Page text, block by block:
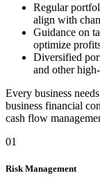
Regular
align with
Guidance on
optimize
Diversified
and other
Every business
business financial
cash flow
01
Risk Management